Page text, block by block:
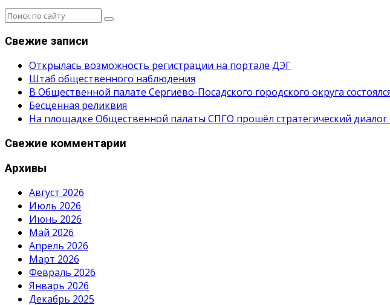
Свежие записи
Открылась возможность регистрации на портале ДЭГ
Штаб общественного наблюдения
В Общественной палате Сергиево-Посадского городского округа
Бесценная реликвия
На площадке Общественной палаты СПГО прошёл стратегический диалог
Свежие комментарии
Архивы
Август 2026
Июль 2026
Июнь 2026
Май 2026
Апрель 2026
Март 2026
Февраль 2026
Январь 2026
Декабрь 2025